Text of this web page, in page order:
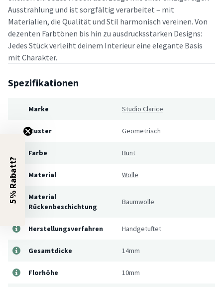
Ausstrahlung und ist sorgfältig verarbeitet – mit
Materialien, die Qualität und Stil harmonisch vereinen. Von
dezenten Farbtönen bis hin zu ausdrucksstarken Designs:
Jedes Stück verleiht deinem Interieur eine elegante Basis
mit Charakter.
Spezifikationen
Marke Studio Clarice
Muster Geometrisch
Farbe Bunt
Material Wolle
Material
Rückenbeschichtung
Baumwolle
Herstellungsverfahren Handgetuftet
Gesamtdicke 14mm
Florhöhe 10mm
5% Rabatt?